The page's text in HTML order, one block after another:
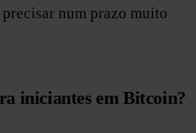
num prazo muito
iniciantes em Bitcoin?